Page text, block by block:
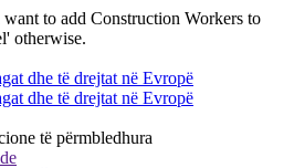
to add Construction Workers to
otherwise.
të përmbledhura